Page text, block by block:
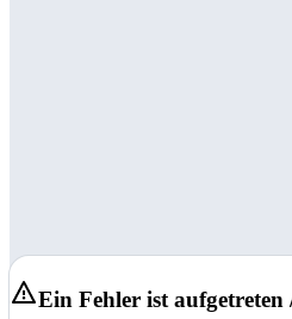
Ein Fehler ist